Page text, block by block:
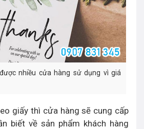
nhiều cửa hàng sử dụng vì giá
giấy thì cửa hàng sẽ cung cấp
biết về sản phẩm khách hàng